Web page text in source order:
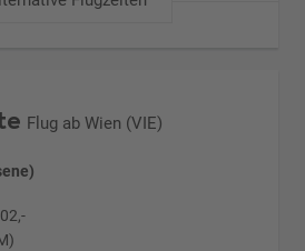
Flug ab Wien (VIE)